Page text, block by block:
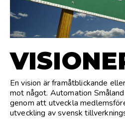
En vision är framåtblickande
mot något. Automation
genom att utveckla
utveckling av svensk